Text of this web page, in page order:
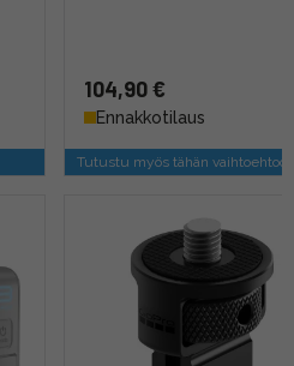
104,90 €
Ennakkotilaus
Tutustu myös tähän